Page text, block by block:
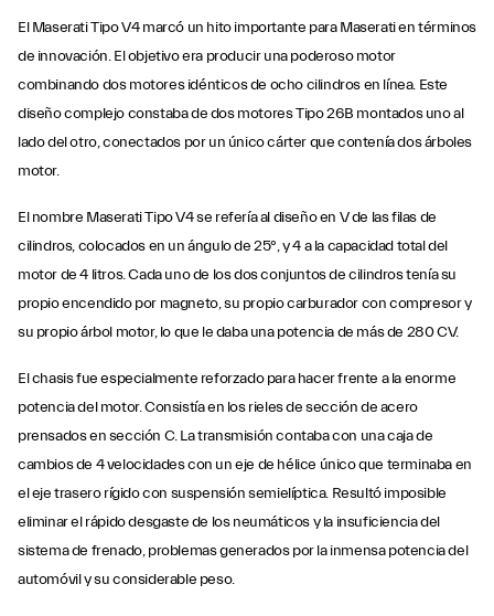
El Maserati Tipo V4 marcó un hito importante para Maserati en términos
de innovación. El objetivo era producir una poderoso motor
combinando dos motores idénticos de ocho cilindros en línea. Este
diseño complejo constaba de dos motores Tipo 26B montados uno al
lado del otro, conectados por un único cárter que contenía dos árboles
motor.
El nombre Maserati Tipo V4 se refería al diseño en V de las filas de
cilindros, colocados en un ángulo de 25°, y 4 a la capacidad total del
motor de 4 litros. Cada uno de los dos conjuntos de cilindros tenía su
propio encendido por magneto, su propio carburador con compresor y
su propio árbol motor, lo que le daba una potencia de más de 280 CV.
El chasis fue especialmente reforzado para hacer frente a la enorme
potencia del motor. Consistía en los rieles de sección de acero
prensados ​​en sección C. La transmisión contaba con una caja de
cambios de 4 velocidades con un eje de hélice único que terminaba en
el eje trasero rígido con suspensión semielíptica. Resultó imposible
eliminar el rápido desgaste de los neumáticos y la insuficiencia del
sistema de frenado, problemas generados por la inmensa potencia del
automóvil y su considerable peso.